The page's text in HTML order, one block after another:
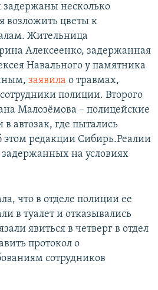
задержаны несколько
возложить цветы к
Жительница
Алексеенко, задержанная
Навального у памятника
заявила о травмах,
полиции. Второго
Малозёмова – полицейские
автозак, где пытались
этом редакции Сибирь.Реалии
на условиях
что в отделе полиции ее
в туалет и отказывались
явиться в четверг в отдел
протокол о
сотрудников